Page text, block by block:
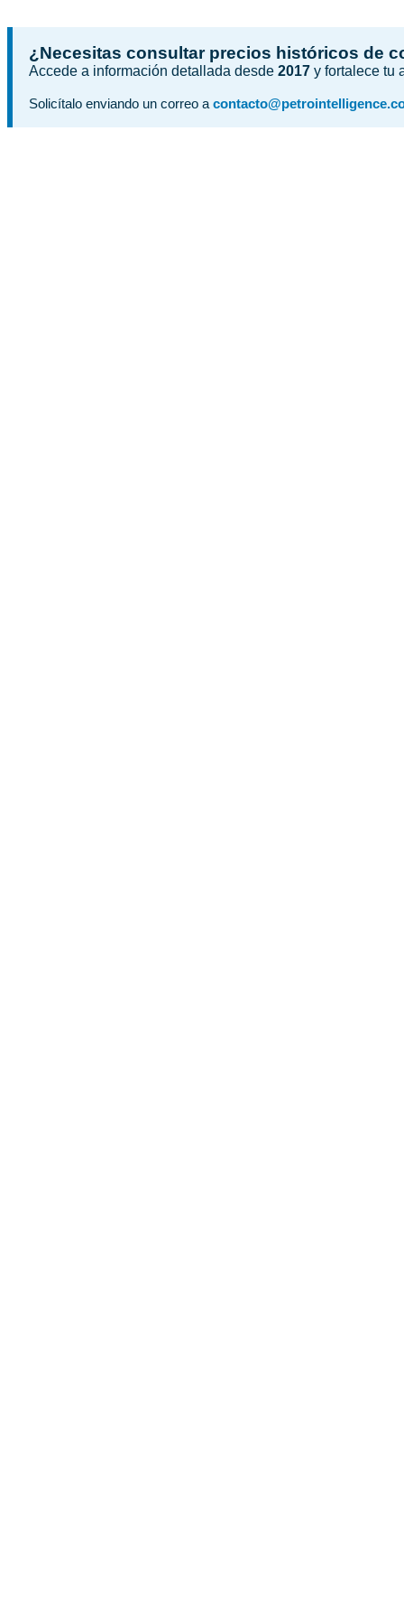
¿Necesitas consultar precios históricos de
Accede a información detallada desde 2017 y fortalece tu
Solicítalo enviando un correo a